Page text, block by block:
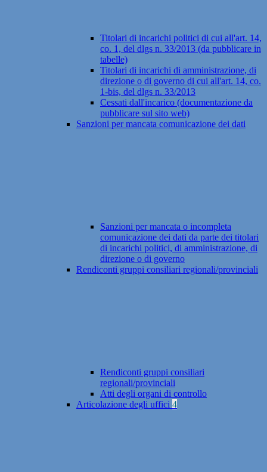
Titolari di incarichi politici di cui all'art. 14,
co. 1, del dlgs n. 33/2013 (da pubblicare in
tabelle)
Titolari di incarichi di amministrazione, di
direzione o di governo di cui all'art. 14, co.
1-bis, del dlgs n. 33/2013
Cessati dall'incarico (documentazione da
pubblicare sul sito web)
Sanzioni per mancata comunicazione dei dati
Sanzioni per mancata o incompleta
comunicazione dei dati da parte dei titolari
di incarichi politici, di amministrazione, di
direzione o di governo
Rendiconti gruppi consiliari regionali/provinciali
Rendiconti gruppi consiliari
regionali/provinciali
Atti degli organi di controllo
Articolazione degli uffici 4